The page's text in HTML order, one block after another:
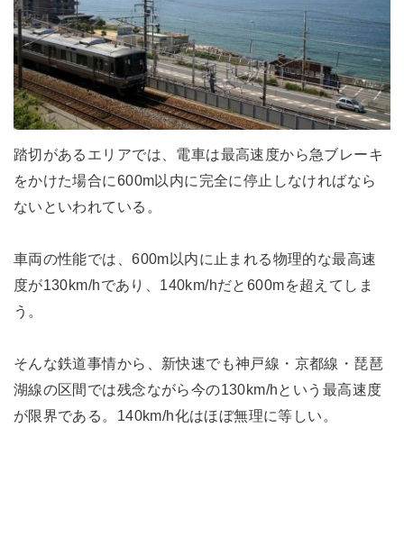
踏切があるエリアでは、電車は最高速度から急ブレーキ
をかけた場合に600m以内に完全に停止しなければなら
ないといわれている。
車両の性能では、600m以内に止まれる物理的な最高速
度が130km/hであり、140km/hだと600mを超えてしま
う。
そんな鉄道事情から、新快速でも神戸線・京都線・琵琶
湖線の区間では残念ながら今の130km/hという最高速度
が限界である。140km/h化はほぼ無理に等しい。